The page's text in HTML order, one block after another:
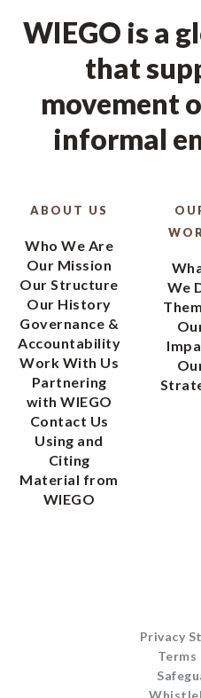
WIEGO is a
that
movement
informal
ABOUT US
Who We Are
Our Mission
Our Structure
Our History
Governance &
Accountability
Work With Us
Partnering
with WIEGO
Contact Us
Using and
Citing
Material from
WIEGO
We
Privacy
Terms